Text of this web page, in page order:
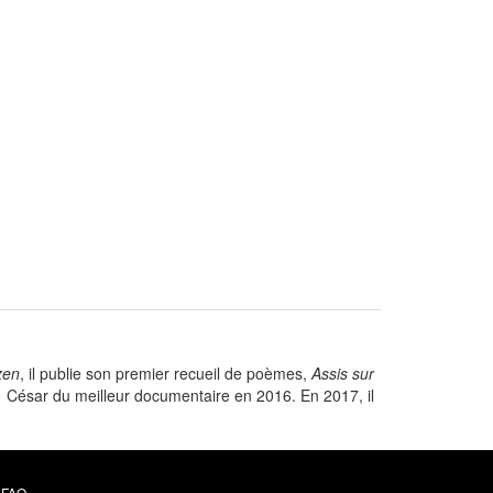
, il publie son premier recueil de poèmes,Assis sur
du meilleur documentaire en 2016. En 2017, il